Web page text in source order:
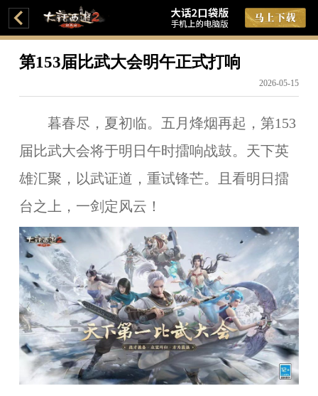
第153届比武大会明午正式打响
2026-05-15
暮春尽，夏初临。五月烽烟再起，第153
届比武大会将于明日午时擂响战鼓。天下英
雄汇聚，以武证道，重试锋芒。且看明日擂
台之上，一剑定风云！